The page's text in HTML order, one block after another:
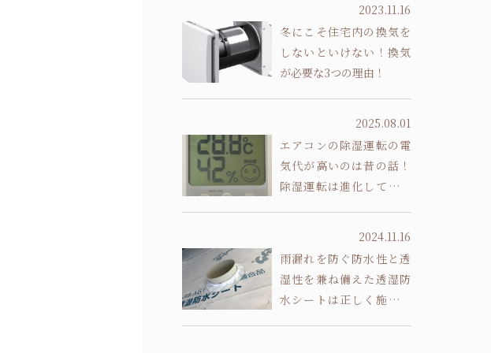
2023.11.16
冬にこそ住宅内の換気を
しないといけない！換気
が必要な3つの理由！
2025.08.01
エアコンの除湿運転の電
気代が高いのは昔の話！
除湿運転は進化していま
2024.11.16
雨漏れを防ぐ防水性と透
湿性を兼ね備えた透湿防
水シートは正しく施工し